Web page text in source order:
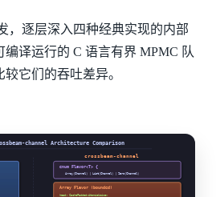
，逐层深入四种经典实现的内部
译运行的 C 语言有界 MPMC 队
它们的吞吐差异。